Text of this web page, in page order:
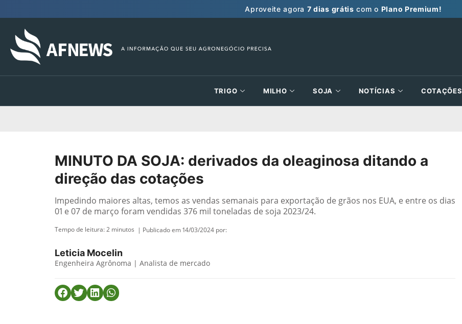
Aproveite agora 7 dias grátis com o Plano Premium!
TRIGO MILHO SOJA NOTÍCIAS COTAÇÕES
MINUTO DA SOJA: derivados da oleaginosa ditando a
direção das cotações
Impedindo maiores altas, temos as vendas semanais para exportação de grãos nos EUA, e entre os dias
01 e 07 de março foram vendidas 376 mil toneladas de soja 2023/24.
Tempo de leitura:2 minutos | Publicado em 14/03/2024 por:
Leticia Mocelin
Engenheira Agrônoma | Analista de mercado